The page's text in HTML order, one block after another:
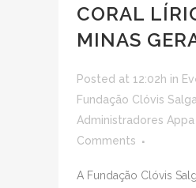
CORAL
MINAS
Posted at 12:02h in
Fundação Clóvis
Administradores Appa
Comments
A Fundação Clóvis